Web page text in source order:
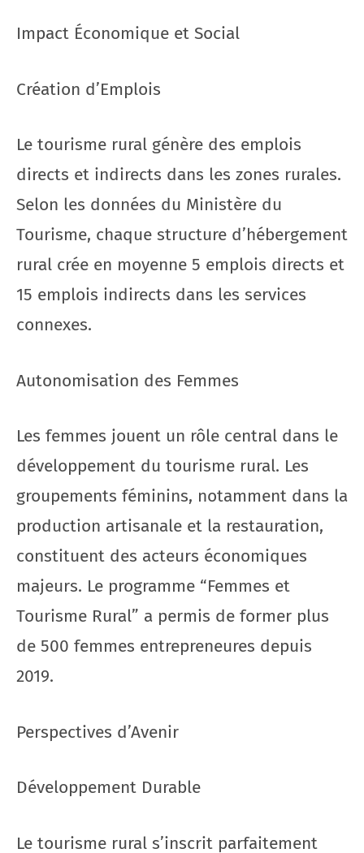
Impact Économique et Social
Création d’Emplois
Le tourisme rural génère des emplois
directs et indirects dans les zones rurales.
Selon les données du Ministère du
Tourisme, chaque structure d’hébergement
rural crée en moyenne 5 emplois directs et
15 emplois indirects dans les services
connexes.
Autonomisation des Femmes
Les femmes jouent un rôle central dans le
développement du tourisme rural. Les
groupements féminins, notamment dans la
production artisanale et la restauration,
constituent des acteurs économiques
majeurs. Le programme “Femmes et
Tourisme Rural” a permis de former plus
de 500 femmes entrepreneures depuis
2019.
Perspectives d’Avenir
Développement Durable
Le tourisme rural s’inscrit parfaitement